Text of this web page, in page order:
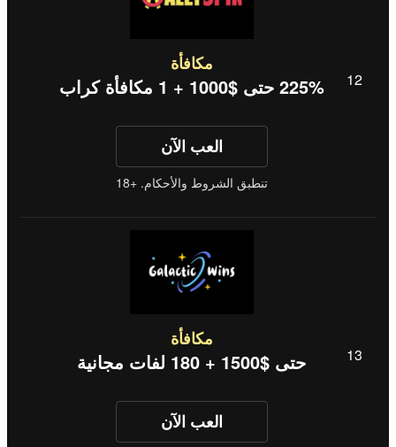
مكافأة
225% حتى $1000 + 1 مكافأة كراب
العب الآن
تنطبق الشروط والأحكام. +18
مكافأة
حتى $1500 + 180 لفات مجانية
العب الآن